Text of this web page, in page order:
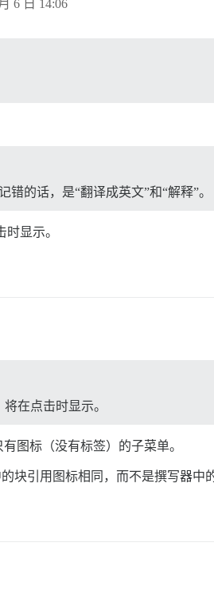
6 日 14:06
的话，是“翻译成英文”和“解释”。
显示。
在点击时显示。
图标（没有标签）的子菜单。
块引用图标相同，而不是撰写器中